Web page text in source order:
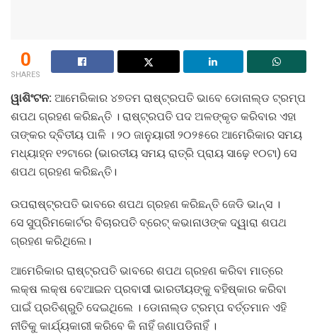
0
SHARES
ୱାଶିଂଟନ: ଆମେରିକାର ୪୭ତମ ରାଷ୍ଟ୍ରପତି ଭାବେ ଡୋନାଲ୍ଡ ଟ୍ରମ୍ପ
ଶପଥ ଗ୍ରହଣ କରିଛନ୍ତି । ରାଷ୍ଟ୍ରପତି ପଦ ଅଳଙ୍କୃତ କରିବାର ଏହା
ତାଙ୍କର ଦ୍ବିତୀୟ ପାଳି । ୨୦ ଜାନୁୟାରୀ ୨୦୨୫ରେ ଆମେରିକାର ସମୟ
ମଧ୍ୟାହ୍ନ ୧୨ଟାରେ (ଭାରତୀୟ ସମୟ ରାତ୍ରି ପ୍ରାୟ ସାଢ଼େ ୧୦ଟା) ସେ
ଶପଥ ଗ୍ରହଣ କରିଛନ୍ତି।
ଉପରାଷ୍ଟ୍ରପତି ଭାବରେ ଶପଥ ଗ୍ରହଣ କରିଛନ୍ତି ଜେଡି ଭାନ୍ସ ।
ସେ ସୁପ୍ରିମକୋର୍ଟର ବିଚାରପତି ବ୍ରେଟ୍ କଭାନାଓଙ୍କ ଦ୍ୱାରା ଶପଥ
ଗ୍ରହଣ କରିଥିଲେ।
ଆମେରିକାର ରାଷ୍ଟ୍ରପତି ଭାବରେ ଶପଥ ଗ୍ରହଣ କରିବା ମାତ୍ରେ
ଲକ୍ଷ ଲକ୍ଷ ବେଆଇନ ପ୍ରବାସୀ ଭାରତୀୟଙ୍କୁ ବହିଷ୍କାର କରିବା
ପାଇଁ ପ୍ରତିଶ୍ରୁତି ଦେଇଥିଲେ । ଡୋନାଲ୍ଡ ଟ୍ରମ୍ପ ବର୍ତ୍ତମାନ ଏହି
ନୀତିକୁ କାର୍ଯ୍ୟକାରୀ କରିବେ କି ନାହିଁ ଜଣାପଡିନାହିଁ ।